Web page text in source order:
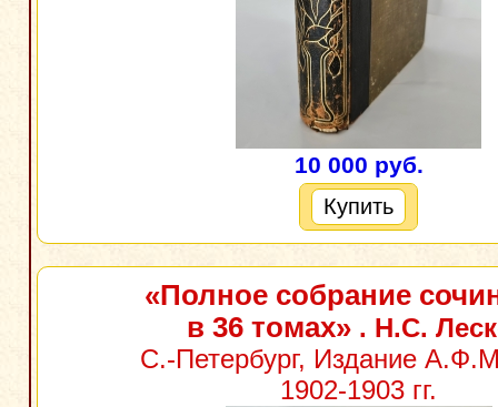
10 000 руб.
Купить
«Полное собрание
в 36 томах» . Н.С.
С.-Петербург, Издание
1902-1903 гг.